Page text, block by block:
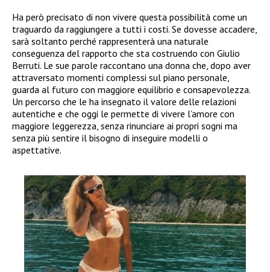
Ha però precisato di non vivere questa possibilità come un
traguardo da raggiungere a tutti i costi. Se dovesse accadere,
sarà soltanto perché rappresenterà una naturale
conseguenza del rapporto che sta costruendo con Giulio
Berruti. Le sue parole raccontano una donna che, dopo aver
attraversato momenti complessi sul piano personale,
guarda al futuro con maggiore equilibrio e consapevolezza.
Un percorso che le ha insegnato il valore delle relazioni
autentiche e che oggi le permette di vivere l’amore con
maggiore leggerezza, senza rinunciare ai propri sogni ma
senza più sentire il bisogno di inseguire modelli o
aspettative.